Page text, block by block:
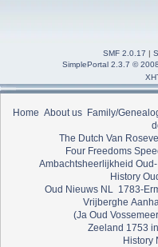
SMF 2.0.17 |
SimplePortal 2.3.7 ©
Home About us Family/
The Dutch Van
Four Freedoms
Ambachtsheerlijkheid
History
Oud Nieuws NL
1783-
Vrijberghe
(Ja Oud
Zeeland 1753
History